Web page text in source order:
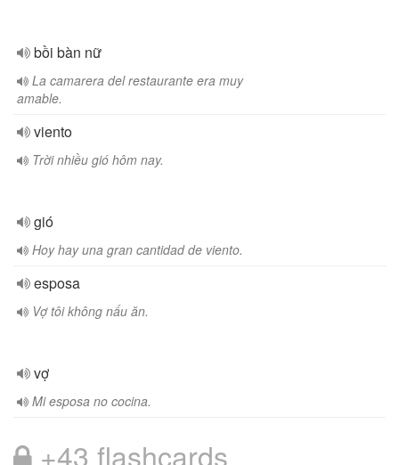
bồi bàn nữ
La camarera del restaurante era muy
amable.
viento
Trời nhiều gió hôm nay.
gió
Hoy hay una gran cantidad de viento.
esposa
Vợ tôi không nấu ăn.
vợ
Mi esposa no cocina.
+43 flashcards